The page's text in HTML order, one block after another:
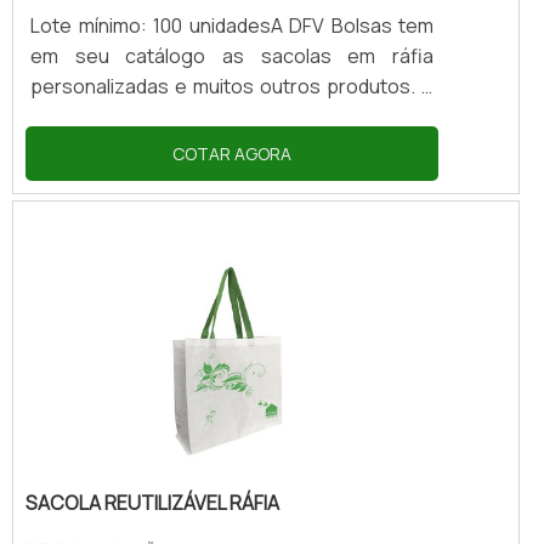
Lote mínimo: 100 unidadesA DFV Bolsas tem
em seu catálogo as sacolas em ráfia
personalizadas e muitos outros produtos. A
opções, atendendo também à solicitações
de personalização, variando em cor, tamanho
e modelo. Podendo atender grandes e
fazendo amostra virtual, de acordo com a
solicitação.Características do produto
Quantidade mínima: 100 peças
personalizadas; Descrição:
CONFECCIONADA EM RÁFIA; Medidas:
COTAR AGORA
SACOLA REUTILIZÁVEL RÁFIA